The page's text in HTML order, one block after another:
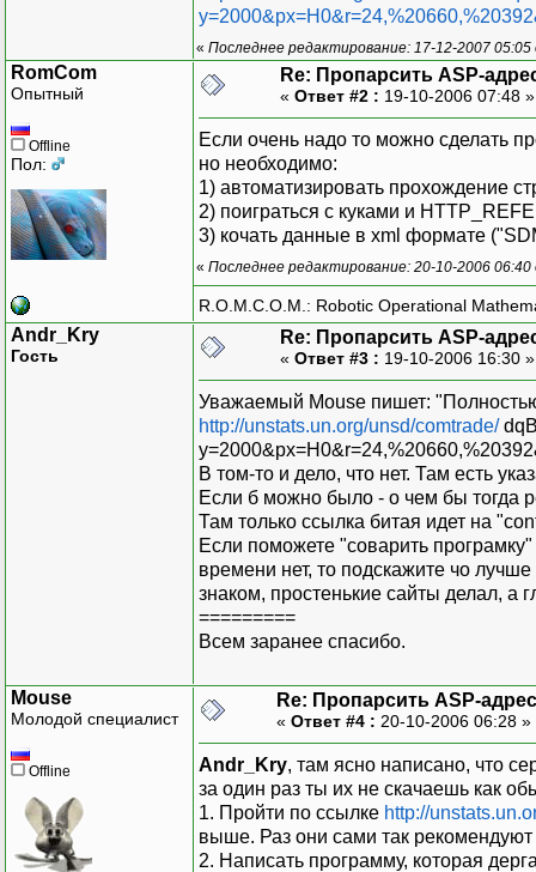
« Последнее редактирование: 17-12-2007
RomCom
Опытный
Offline
Пол:
Re: Пропарсить ASP-
« Ответ #2 : 19-10-2006 07:48
Если очень надо то можно сделать
но необходимо:
1) автоматизировать прохождение
2) поиграться с куками и
3) кочать данные в xml формате
« Последнее редактирование: 20-10-2006
R.O.M.C.O.M.: Robotic Operational
Andr_Kry
Гость
Re: Пропарсить ASP-
« Ответ #3 : 19-10-2006 16:30
Уважаемый Mouse пишет:
http://unstats.un.org/unsd/comtrade/
В том-то и дело, что нет. Там есть
Если б можно было - о чем бы тогда
Там только ссылка битая идет на
Если поможете "соварить
времени нет, то подскажите чо
знаком, простенькие сайты делал, а
=========
Всем заранее спасибо.
Mouse
Молодой специалист
Offline
Re: Пропарсить ASP-
« Ответ #4 : 20-10-2006 06:28 »
Andr_Kry, там ясно написано, что
за один раз ты их не скачаешь как
1. Пройти по ссылке http://
выше. Раз они сами так
2. Написать программу, которая